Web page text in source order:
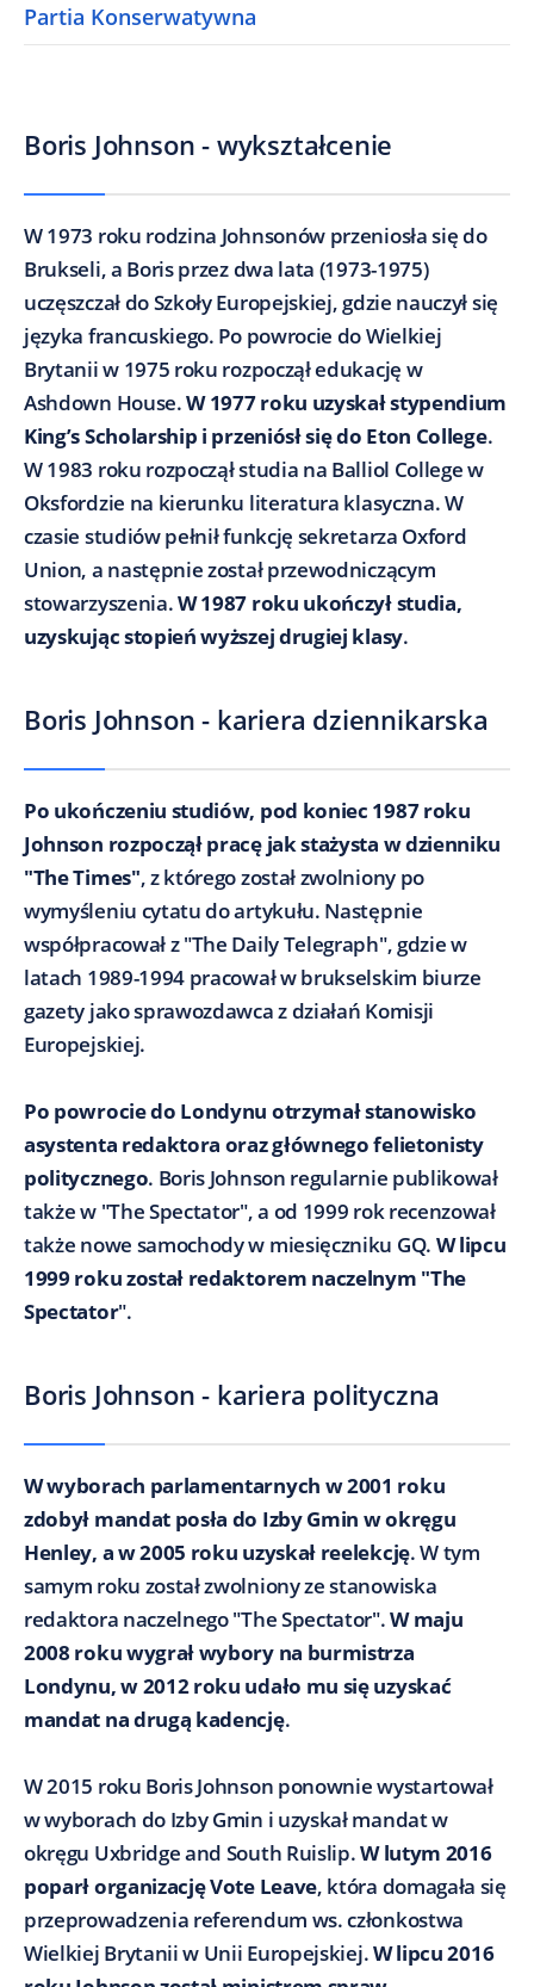
Partia Konserwatywna
Boris Johnson - wykształcenie
W 1973 roku rodzina Johnsonów przeniosła się do
Brukseli, a Boris przez dwa lata (1973-1975)
uczęszczał do Szkoły Europejskiej, gdzie nauczył się
języka francuskiego. Po powrocie do Wielkiej
Brytanii w 1975 roku rozpoczął edukację w
Ashdown House.W 1977 roku uzyskał stypendium
King’s Scholarship i przeniósł się do Eton College.
W 1983 roku rozpoczął studia na Balliol College w
Oksfordzie na kierunku literatura klasyczna. W
czasie studiów pełnił funkcję sekretarza Oxford
Union, a następnie został przewodniczącym
stowarzyszenia.W 1987 roku ukończył studia,
uzyskując stopień wyższej drugiej klasy.
Boris Johnson - kariera dziennikarska
Po ukończeniu studiów, pod koniec 1987 roku
Johnson rozpoczął pracę jak stażysta w dzienniku
"The Times", z którego został zwolniony po
wymyśleniu cytatu do artykułu. Następnie
współpracował z "The Daily Telegraph", gdzie w
latach 1989-1994 pracował w brukselskim biurze
gazety jako sprawozdawca z działań Komisji
Europejskiej.
Po powrocie do Londynu otrzymał stanowisko
asystenta redaktora oraz głównego felietonisty
politycznego. Boris Johnson regularnie publikował
także w "The Spectator", a od 1999 rok recenzował
także nowe samochody w miesięczniku GQ. W lipcu
1999 roku został redaktorem naczelnym "The
Spectator".
Boris Johnson - kariera polityczna
W wyborach parlamentarnych w 2001 roku
zdobył mandat posła do Izby Gmin w okręgu
Henley, a w 2005 roku uzyskał reelekcję. W tym
samym roku został zwolniony ze stanowiska
redaktora naczelnego "The Spectator".W maju
2008 roku wygrał wybory na burmistrza
Londynu, w 2012 roku udało mu się uzyskać
mandat na drugą kadencję.
W 2015 roku Boris Johnson ponownie wystartował
w wyborach do Izby Gmin i uzyskał mandat w
okręgu Uxbridge and South Ruislip.W lutym 2016
poparł organizację Vote Leave, która domagała się
przeprowadzenia referendum ws. członkostwa
Wielkiej Brytanii w Unii Europejskiej.W lipcu 2016